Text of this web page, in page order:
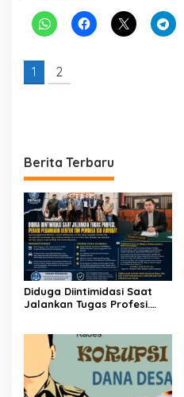
1 2
Berita Terbaru
Diduga Diintimidasi Saat
Jalankan Tugas Profesi.